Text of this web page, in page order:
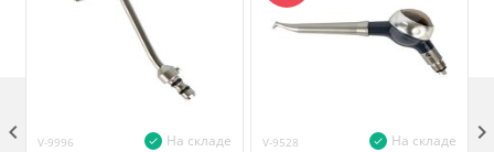
V-9996 На складе V-9528 На складе
 